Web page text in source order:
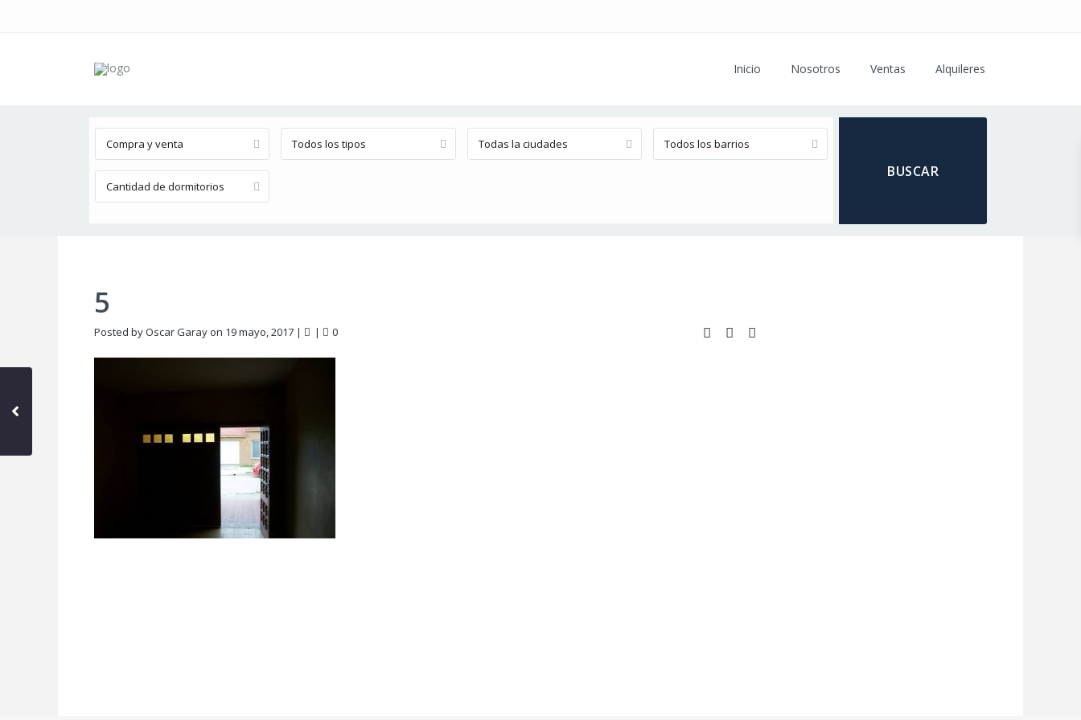
Inicio Nosotros Ventas Alquileres
Compra y venta Todos los tipos Todas la ciudades Todos los barrios
Cantidad de dormitorios
5
Posted by Oscar Garay on 19 mayo, 2017 | | 0